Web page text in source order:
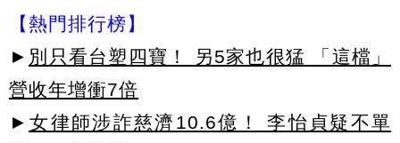
【熱門排行榜】
► 別只看台塑四寶！ 另5家也很猛 「這檔」
營收年增衝7倍
► 女律師涉詐慈濟10.6億！ 李怡貞疑不單